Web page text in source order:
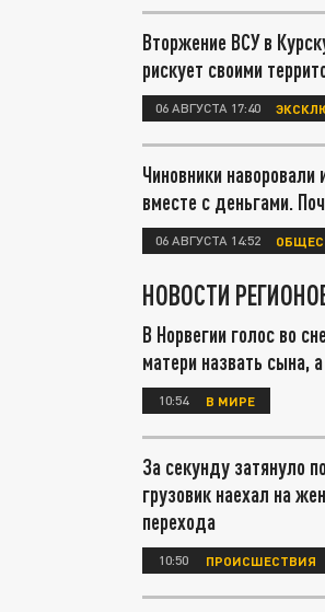
Вторжение ВСУ в
рискует своими
06 АВГУСТА 17:40
Чиновники
вместе с деньгами.
06 АВГУСТА 14:52
НОВОСТИ
В Норвегии голос во
матери назвать сына,
10:54 В МИРЕ
За секунду затянуло
грузовик наехал на
перехода
10:50 ПРОИСШЕСТВИЯ